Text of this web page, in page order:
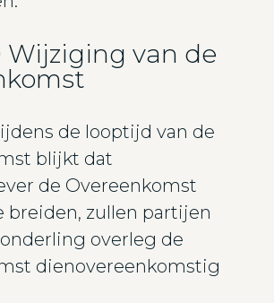
Wijziging van de
de looptijd van de
blijkt dat
de Overeenkomst
breiden, zullen partijen
overleg de
dienovereenkomstig